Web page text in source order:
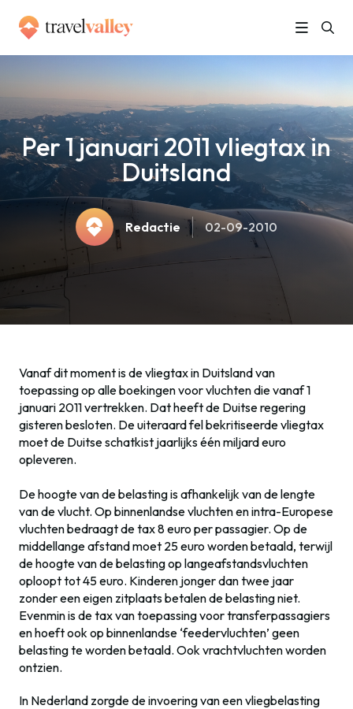
Per 1 januari 2011 vliegtax in
Duitsland
Redactie 02-09-2010
Vanaf dit moment is de vliegtax in Duitsland van
toepassing op alle boekingen voor vluchten die vanaf 1
januari 2011 vertrekken. Dat heeft de Duitse regering
gisteren besloten. De uiteraard fel bekritiseerde vliegtax
moet de Duitse schatkist jaarlijks één miljard euro
opleveren.
De hoogte van de belasting is afhankelijk van de lengte
van de vlucht. Op binnenlandse vluchten en intra-Europese
vluchten bedraagt de tax 8 euro per passagier. Op de
middellange afstand moet 25 euro worden betaald, terwijl
de hoogte van de belasting op langeafstandsvluchten
oploopt tot 45 euro. Kinderen jonger dan twee jaar
zonder een eigen zitplaats betalen de belasting niet.
Evenmin is de tax van toepassing voor transferpassagiers
en hoeft ook op binnenlandse ‘feedervluchten’ geen
belasting te worden betaald. Ook vrachtvluchten worden
ontzien.
In Nederland zorgde de invoering van een vliegbelasting